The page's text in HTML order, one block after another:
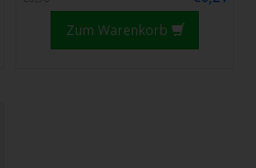
Zum Warenkorb